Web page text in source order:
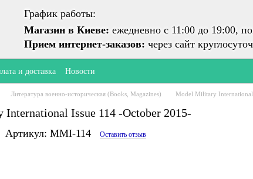
График работы:
Магазин в Киеве: ежедневно с 11:00 до 19:00,
Прием интернет-заказов: через сайт
и доставка Новости
Литература военно-историческая (Books, Magazines) Model Military
Issue 114 -October 2015-
Артикул: MMI-114 Оставить отзыв